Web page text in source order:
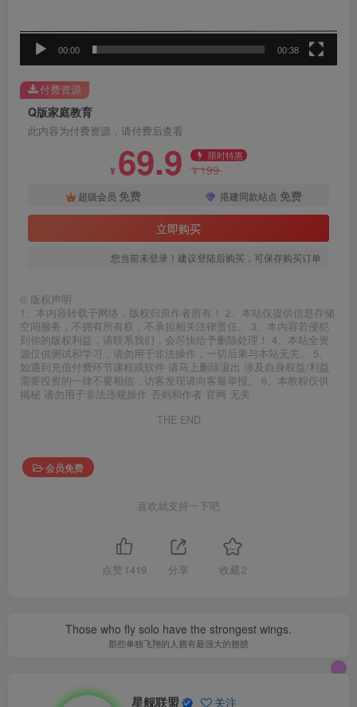
00:00 00:38
Q版家庭教育
此内容为付费资源，请付费后查看
¥ 69.9 限时特惠
¥199
超级会员 免费 搭建同款站点 免费
立即购买
您当前未登录！建议登陆后购买，可保存购买订单
付费资源
© 版权声明
1、本内容转载于网络，版权归原作者所有！ 2、本站仅提供信息存储
空间服务，不拥有所有权，不承担相关法律责任。 3、本内容若侵犯
到你的版权利益，请联系我们，会尽快给予删除处理！ 4、本站全资
源仅供测试和学习，请勿用于非法操作，一切后果与本站无关。 5、
如遇到充值付费环节课程或软件 请马上删除退出 涉及自身权益/利益
需要投资的一律不要相信，访客发现请向客服举报。 6、本教程仅供
揭秘 请勿用于非法违规操作 否则和作者 官网 无关
THE END
会员免费
喜欢就支持一下吧
点赞 1419 分享 收藏 2
Those who fly solo have the strongest wings.
那些单独飞翔的人拥有最强大的翅膀
星舰联盟 关注